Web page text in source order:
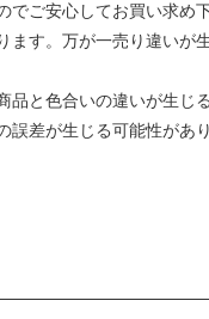
ご安心してお買い求め下
す。万が一売り違いが
と色合いの違いが生じ
差が生じる可能性があ